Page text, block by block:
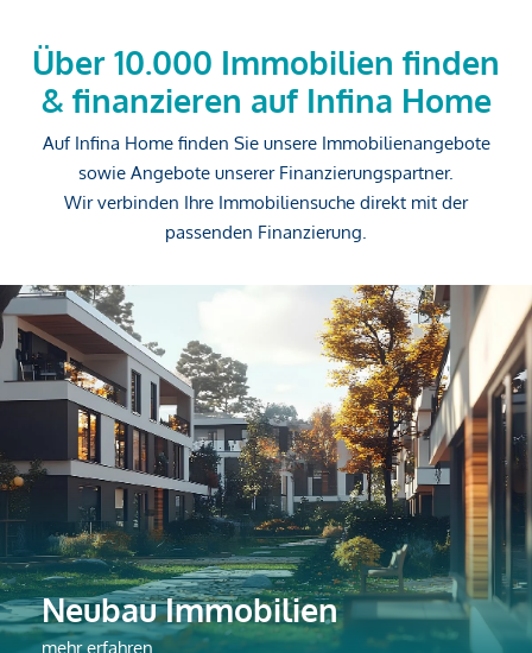
Über 10.000 Immobilien finden
& finanzieren auf Infina Home
Auf Infina Home finden Sie unsere Immobilienangebote
sowie Angebote unserer Finanzierungspartner.
Wir verbinden Ihre Immobiliensuche direkt mit der
passenden Finanzierung.
Neubau Immobilien
mehr erfahren